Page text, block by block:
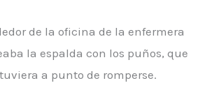
de la oficina de la enfermera
la espalda con los puños, que
a punto de romperse.